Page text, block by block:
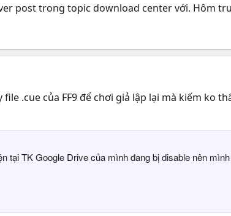
post trong topic download center với. Hôm
.cue của FF9 để chơi giả lập lại mà kiếm ko
TK Google Drive của mình đang bị disable nên